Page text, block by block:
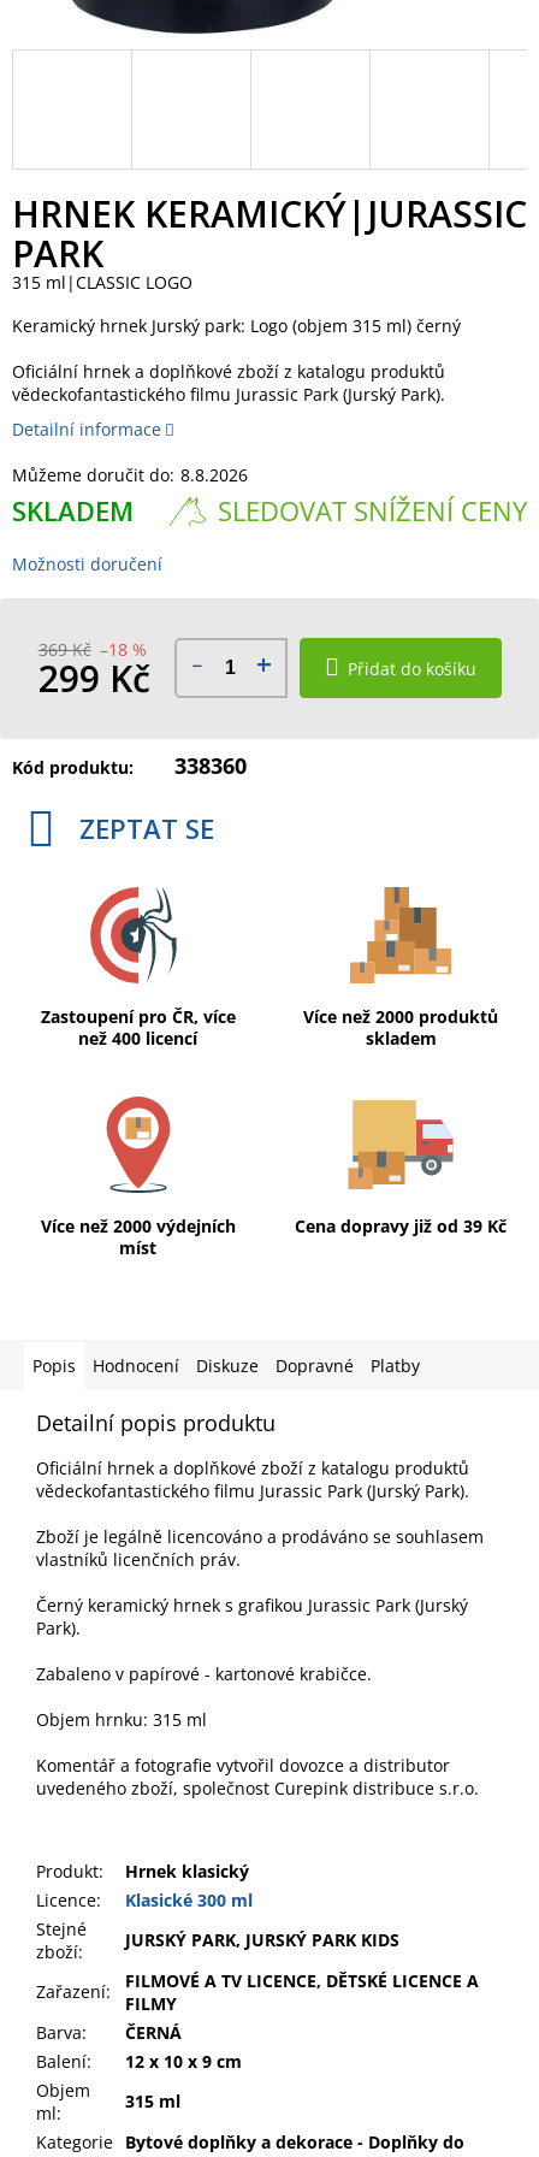
HRNEK KERAMICKÝ|JURASSIC
PARK
315 ml|CLASSIC LOGO
Keramický hrnek Jurský park: Logo (objem 315 ml) černý
Oficiální hrnek a doplňkové zboží z katalogu produktů
vědeckofantastického filmu Jurassic Park (Jurský Park).
Detailní informace
Můžeme doručit do: 8.8.2026
SKLADEM SLEDOVAT SNÍŽENÍ CENY
Možnosti doručení
369 Kč –18 %
299 Kč Přidat do košíku
Kód produktu: 338360
ZEPTAT SE
Zastoupení pro ČR, více
než 400 licencí
Více než 2000 produktů
skladem
Více než 2000 výdejních
míst
Cena dopravy již od 39 Kč
Popis Hodnocení Diskuze Dopravné Platby
Detailní popis produktu
Oficiální hrnek a doplňkové zboží z katalogu produktů
vědeckofantastického filmu Jurassic Park (Jurský Park).
Zboží je legálně licencováno a prodáváno se souhlasem
vlastníků licenčních práv.
Černý keramický hrnek s grafikou Jurassic Park (Jurský
Park).
Zabaleno v papírové - kartonové krabičce.
Objem hrnku: 315 ml
Komentář a fotografie vytvořil dovozce a distributor
uvedeného zboží, společnost Curepink distribuce s.r.o.
Produkt:
Hrnek klasický
Licence:
Klasické 300 ml
Stejné
zboží:
JURSKÝ PARK, JURSKÝ PARK KIDS
Zařazení:
FILMOVÉ A TV LICENCE, DĚTSKÉ LICENCE A
FILMY
Barva:
ČERNÁ
Balení:
12 x 10 x 9 cm
Objem
ml:
315 ml
Kategorie Bytové doplňky a dekorace - Doplňky do